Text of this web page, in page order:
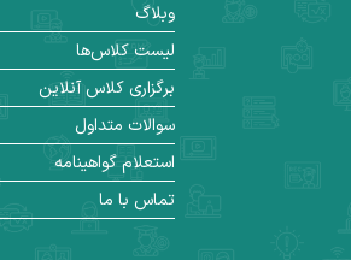
وبلاگ
لیست کلاس‌ها
برگزاری کلاس آنلاین
سوالات متداول
استعلام گواهینامه
تماس با ما